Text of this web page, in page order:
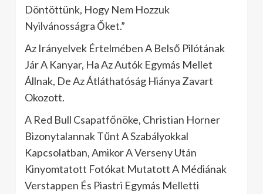
Döntöttünk, Hogy Nem Hozzuk
Nyilvánosságra Őket.”
Az Irányelvek Értelmében A Belső Pilótának
Jár A Kanyar, Ha Az Autók Egymás Mellet
Állnak, De Az Átláthatóság Hiánya Zavart
Okozott.
A Red Bull Csapatfőnöke, Christian Horner
Bizonytalannak Tűnt A Szabályokkal
Kapcsolatban, Amikor A Verseny Után
Kinyomtatott Fotókat Mutatott A Médiának
Verstappen És Piastri Egymás Melletti